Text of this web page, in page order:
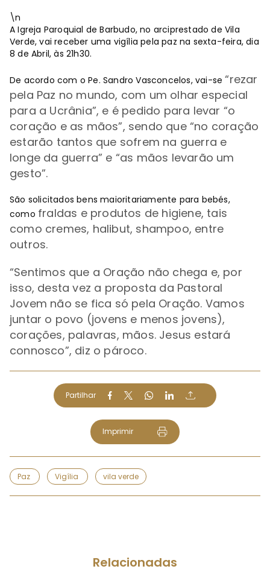
\n
A Igreja Paroquial de Barbudo, no arciprestado de Vila
Verde, vai receber uma vigília pela paz na sexta-feira, dia
8 de Abril, às 21h30.
De acordo com o Pe. Sandro Vasconcelos, vai-se“rezar
pela Paz no mundo, com um olhar especial
para a Ucrânia”, e é pedido para levar “o
coração e as mãos”, sendo que“no coração
estarão tantos que sofrem na guerra e
longe da guerra” e “as mãos levarão um
gesto”.
São solicitados bens maioritariamente para bebés,
como fraldas e produtos de higiene, tais
como cremes, halibut, shampoo, entre
outros.
“Sentimos que a Oração não chega e, por
isso, desta vez a proposta da Pastoral
Jovem não se fica só pela Oração. Vamos
juntar o povo (jovens e menos jovens),
corações, palavras, mãos. Jesus estará
connosco”, diz o pároco.
Partilhar
Imprimir
Paz Vigília vila verde
Relacionadas